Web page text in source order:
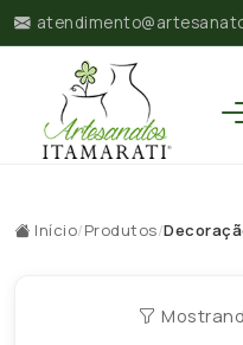
Início/Produtos/